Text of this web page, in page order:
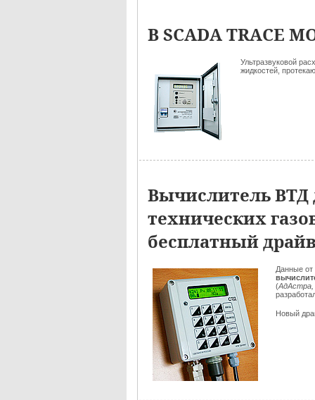
В SCADA TRACE
Ультразвуковой
жидкостей,
Вычислитель ВТД
технических
бесплатный
Данные от
(АдАстра,
Новый